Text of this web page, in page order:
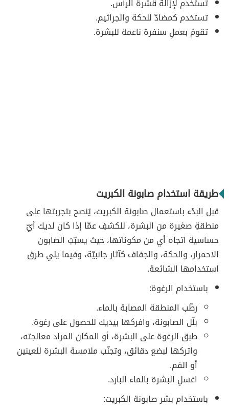
تستخدم لإزالة قشرة الرأس.
تستخدم كمضادّ للحكة والجراثيم.
تقومُ بعملِ سنفرة ناعمة للبشرة.
طريقة استخدام صابونة الكبريت
قبل البدْء باستعمال صابونة الكبريت، يُنصح بتجربتها على
منطقةِ صغيرة من البشرة، للكشفِ عمّا إذا كان لديك أيّ
حساسية اتجاه أي من مكوناتها، حيث يسبّبُ الصابون
الاحمرار، والحكة، والجفاف كآثار جانبيّة، وفيما يلي طرق
استخدامها الشائعة.
باستخدام الرغوة:
رطّب المنطقة المصابة بالماء.
بلّل الصابونة، وافركها بيديك للحصول على رغوة.
طبق الرغوة على البشرة، أو المكان المراد معالجته،
واتركها لبضع دقائق، وتجنّب ملامسة البشرة للعينين
أو الفم.
اغسلِ البشرة بالماء البارد.
باستخدام بشر صابونة الكبريت: